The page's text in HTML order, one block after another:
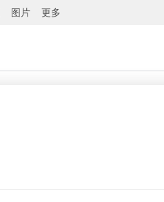
图片 更多